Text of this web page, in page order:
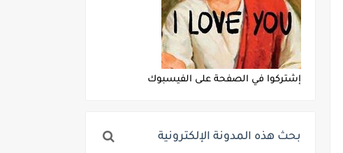
إشتركوا في الصفحة على الفيسبوك
بحث هذه المدونة الإلكترونية